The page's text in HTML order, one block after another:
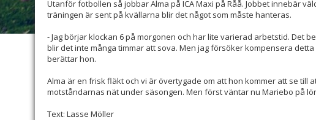
Utanför fotbollen så jobbar Alma på ICA Maxi på Råå. Jobbet innebär
träningen är sent på kvällarna blir det något som måste hanteras.
- Jag börjar klockan 6 på morgonen och har lite varierad arbetstid. Det
blir det inte många timmar att sova. Men jag försöker kompensera
berättar hon.
Alma är en frisk fläkt och vi är övertygade om att hon kommer att se till
motståndarnas nät under säsongen. Men först väntar nu Mariebo på
Text: Lasse Möller